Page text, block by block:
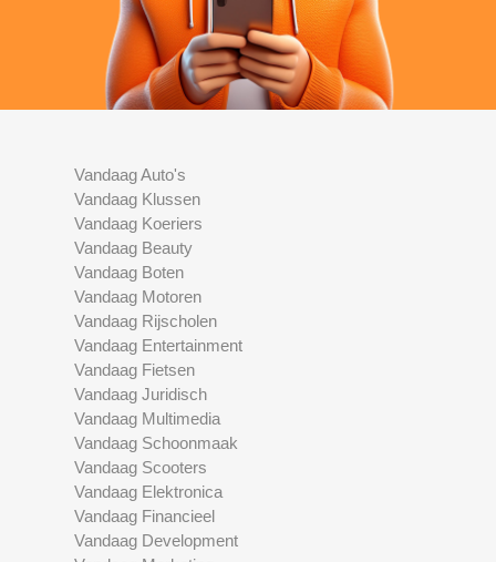
Vandaag Auto's
Vandaag Klussen
Vandaag Koeriers
Vandaag Beauty
Vandaag Boten
Vandaag Motoren
Vandaag Rijscholen
Vandaag Entertainment
Vandaag Fietsen
Vandaag Juridisch
Vandaag Multimedia
Vandaag Schoonmaak
Vandaag Scooters
Vandaag Elektronica
Vandaag Financieel
Vandaag Development